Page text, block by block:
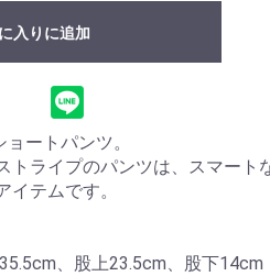
入りに追加
ートパンツ。
トライプのパンツは、スマート
イテムです。
、股上23.5cm、股下14cm